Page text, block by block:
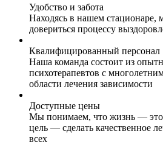
Удобство и забота
Находясь в нашем стационаре,
довериться процессу
Квалифицированный персонал
Наша команда состоит из
психотерапевтов с
области лечения зависимости
Доступные цены
Мы понимаем, что жизнь — это
цель — сделать качественное
всех